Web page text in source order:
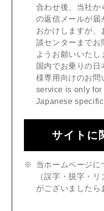
合わせ後、当社か
の返信メールが届
おかけしますが、
談センターまでお
ようお願いいた
国内でお乗りの
様専用向けのお
service is only
Japanese
サイトに
当ホームページに
（誤字・脱字・
がございましたら